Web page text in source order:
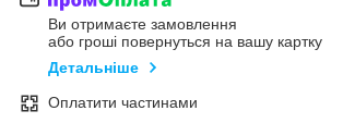
Ви отримаєте замовлення
або гроші повернуться на вашу картку
Детальніше
Оплатити частинами